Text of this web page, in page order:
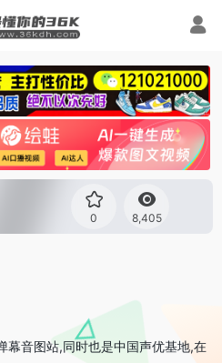
0 8,405
幕音图站,同时也是中国声优基地,在